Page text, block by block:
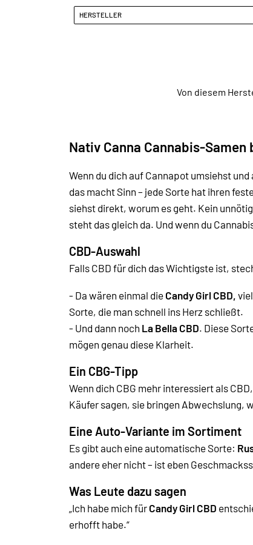
HERSTELLER
Von diesem
Nativ Canna Cannabis-Samen
Wenn du dich auf Cannapot umsiehst
das macht Sinn – jede Sorte hat ihren
siehst direkt, worum es geht. Kein
steht das gleich da. Und wenn du
CBD-Auswahl
Falls CBD für dich das Wichtigste ist,
- Da wären einmal die Candy Girl CBD,
Sorte, die man schnell ins Herz schließt.
- Und dann noch La Bella CBD. Diese
mögen genau diese Klarheit.
Ein CBG-Tipp
Wenn dich CBG mehr interessiert als
Käufer sagen, sie bringen Abwechslung,
Eine Auto-Variante im Sortiment
Es gibt auch eine automatische Sorte:
andere eher nicht – ist eben
Was Leute dazu sagen
„Ich habe mich für Candy Girl CBD
erhofft habe.“